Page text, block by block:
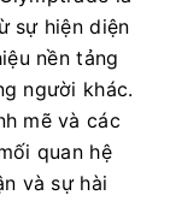
sự hiện diện
nền tảng
người khác.
mẽ và các
quan hệ
và sự hài